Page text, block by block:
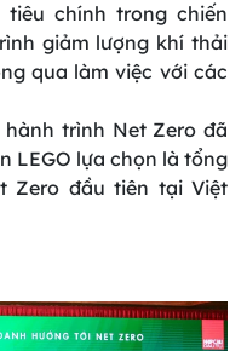
chính trong chiến
giảm lượng khí thải
qua làm việc với các
trình Net Zero đã
LEGO lựa chọn là tổng
Zero đầu tiên tại Việt